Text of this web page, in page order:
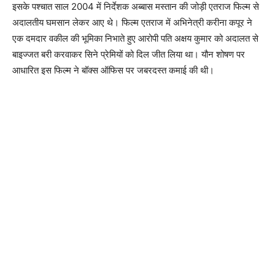
इसके पश्‍चात साल 2004 में निर्देशक अब्‍बास मस्‍तान की जोड़ी एतराज फिल्‍म से
अदालतीय घमसान लेकर आए थे। फिल्‍म एतराज में अभिनेत्री करीना कपूर ने
एक दमदार वकील की भूमिका निभाते हुए आरोपी पति अक्षय कुमार को अदालत से
बाइज्‍जत बरी करवाकर सिने प्रेमियों को दिल जीत लिया था। यौन शोषण पर
आधारित इस फिल्‍म ने बॉक्‍स ऑफिस पर जबरदस्‍त कमाई की थी।